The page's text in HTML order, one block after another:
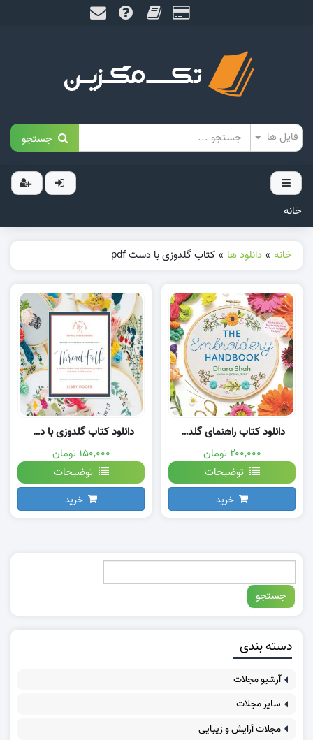
جستجو
خانه
خانه » دانلود ها » کتاب گلدوزی با دست pdf
دانلود کتاب راهنمای گلدوزی با دست pdf
۲۰۰,۰۰۰ تومان
توضیحات
خرید
دانلود کتاب گلدوزی با دست
۱۵۰,۰۰۰ تومان
توضیحات
خرید
دسته بندی
آرشیو مجلات
سایر مجلات
مجلات آرایش و زیبایی